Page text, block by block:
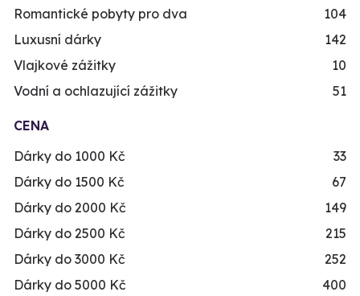
Romantické pobyty pro dva
104
Luxusní dárky
142
Vlajkové zážitky
10
Vodní a ochlazující zážitky
51
CENA
Dárky do 1000 Kč
33
Dárky do 1500 Kč
67
Dárky do 2000 Kč
149
Dárky do 2500 Kč
215
Dárky do 3000 Kč
252
Dárky do 5000 Kč
400